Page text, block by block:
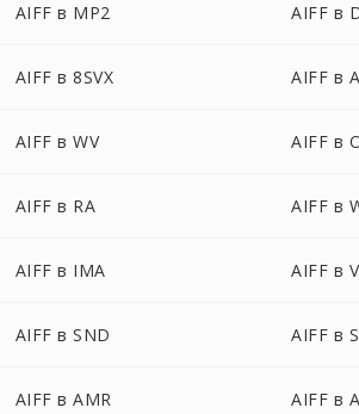
AIFF в MP2 AIFF в
AIFF в 8SVX AIFF в
AIFF в WV AIFF в
AIFF в RA AIFF в
AIFF в IMA AIFF в
AIFF в SND AIFF в
AIFF в AMR AIFF в